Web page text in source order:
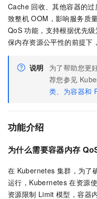
Cache 回收、其他容器的
致整机 OOM，影响服务质量
QoS 功能，支持根据优先
保内存资源公平性的前提下
说明
为了帮助您更
荐您参见
类、 为容器和
功能介绍
为什么需要容器内存
在 Kubernetes 集群，为了
运行，Kubernetes 在资源
资源限制 Limit 模型，容器